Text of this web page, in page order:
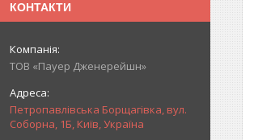
КОНТАКТИ
ТОВ «Пауер Дженерейшн»
Петропавлівська Борщагівка, вул.
Соборна, 1Б, Київ, Україна